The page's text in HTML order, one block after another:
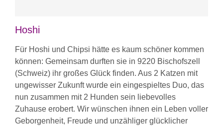
Hoshi
Für Hoshi und Chipsi hätte es kaum schöner kommen
können: Gemeinsam durften sie in 9220 Bischofszell
(Schweiz) ihr großes Glück finden. Aus 2 Katzen mit
ungewisser Zukunft wurde ein eingespieltes Duo, das
nun zusammen mit 2 Hunden sein liebevolles
Zuhause erobert. Wir wünschen ihnen ein Leben voller
Geborgenheit, Freude und unzähliger glücklicher